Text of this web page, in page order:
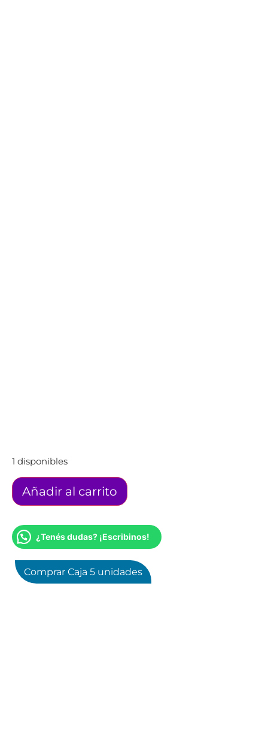
1 disponibles
Añadir al carrito
¿Tenés dudas? ¡Escribinos!
Comprar Caja 5 unidades